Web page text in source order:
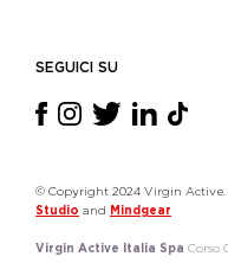
SEGUICI SU
© Copyright 2024 Virgin
Studio and Mindgear
Virgin Active Italia Spa Corso